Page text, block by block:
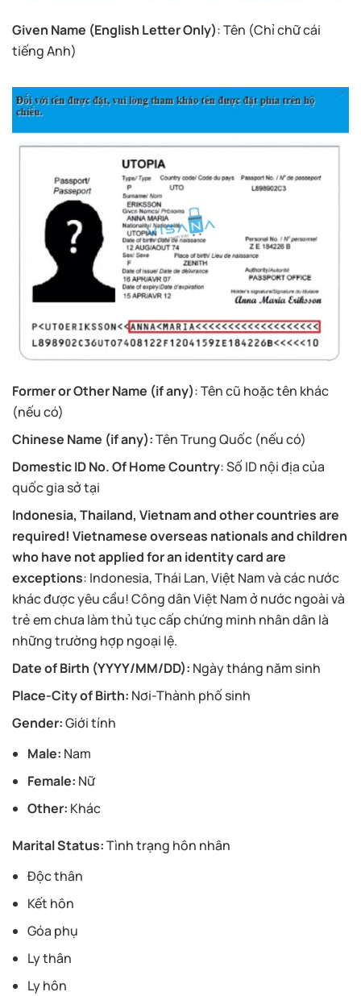
Given Name (English Letter Only): Tên (Chỉ chữ cái
tiếng Anh)
Former or Other Name (if any): Tên cũ hoặc tên khác
(nếu có)
Chinese Name (if any):Tên Trung Quốc (nếu có)
Domestic ID No. Of Home Country: Số ID nội địa của
quốc gia sở tại
Indonesia, Thailand, Vietnam and other countries are
required! Vietnamese overseas nationals and children
who have not applied for an identity card are
exceptions: Indonesia, Thái Lan, Việt Nam và các nước
khác được yêu cầu! Công dân Việt Nam ở nước ngoài và
trẻ em chưa làm thủ tục cấp chứng minh nhân dân là
những trường hợp ngoại lệ.
Date of Birth (YYYY/MM/DD): Ngày tháng năm sinh
Place-City of Birth: Nơi-Thành phố sinh
Gender:Giới tính
Male: Nam
Female: Nữ
Other: Khác
Marital Status:Tình trạng hôn nhân
Độc thân
Kết hôn
Góa phụ
Ly thân
Ly hôn